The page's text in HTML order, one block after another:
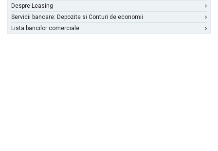
Despre Leasing
Servicii bancare: Depozite si Conturi de economii
Lista bancilor comerciale